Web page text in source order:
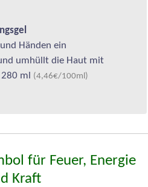
Händen ein
umhüllt die Haut mit
ml
(4,46€/100ml)
für Feuer, Energie
Kraft